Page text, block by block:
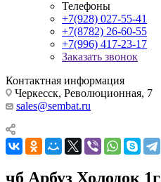
Телефоны
+7(928) 027-55-41
+7(8782) 26-60-55
+7(996) 417-23-17
Заказать звонок
Контактная информация
Черкесск, Революционная, 7
sales@sembat.ru
чб Арбуз Холодок 1г